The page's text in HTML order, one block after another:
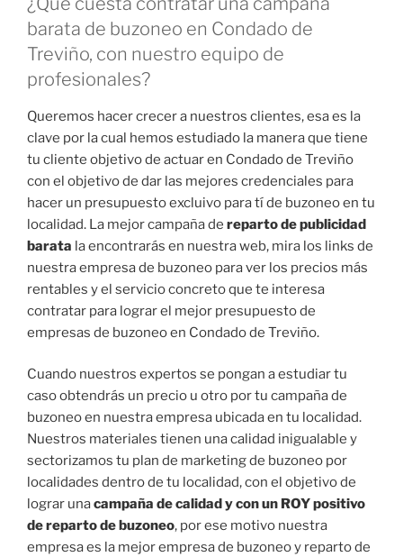
barata de buzoneo en Condado de
Treviño, con nuestro equipo de
profesionales?
Queremos hacer crecer a nuestros clientes, esa es la
clave por la cual hemos estudiado la manera que tiene
tu cliente objetivo de actuar en Condado de Treviño
con el objetivo de dar las mejores credenciales para
hacer un presupuesto excluivo para tí de buzoneo en tu
localidad. La mejor campaña de reparto de publicidad
barata la encontrarás en nuestra web, mira los links de
nuestra empresa de buzoneo para ver los precios más
rentables y el servicio concreto que te interesa
contratar para lograr el mejor presupuesto de
empresas de buzoneo en Condado de Treviño.
Cuando nuestros expertos se pongan a estudiar tu
caso obtendrás un precio u otro por tu campaña de
buzoneo en nuestra empresa ubicada en tu localidad.
Nuestros materiales tienen una calidad inigualable y
sectorizamos tu plan de marketing de buzoneo por
localidades dentro de tu localidad, con el objetivo de
lograr unacampaña de calidad y con un ROY positivo
de reparto de buzoneo, por ese motivo nuestra
empresa es la mejor empresa de buzoneo y reparto de